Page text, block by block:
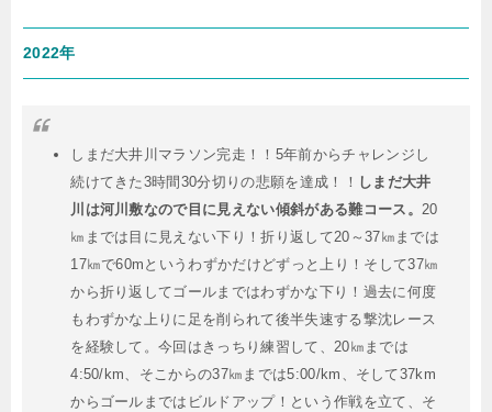
2022年
しまだ大井川マラソン完走！！5年前からチャレンジし
続けてきた3時間30分切りの悲願を達成！！ しまだ大井
川は河川敷なので目に見えない傾斜がある難コース。 20
㎞までは目に見えない下り！折り返して20～37㎞までは
17㎞で60mというわずかだけどずっと上り！そして37㎞
から折り返してゴールまではわずかな下り！過去に何度
もわずかな上りに足を削られて後半失速する撃沈レース
を経験して。今回はきっちり練習して、20㎞までは
4:50/km、そこからの37㎞までは5:00/km、そして37km
からゴールまではビルドアップ！という作戦を立て、そ